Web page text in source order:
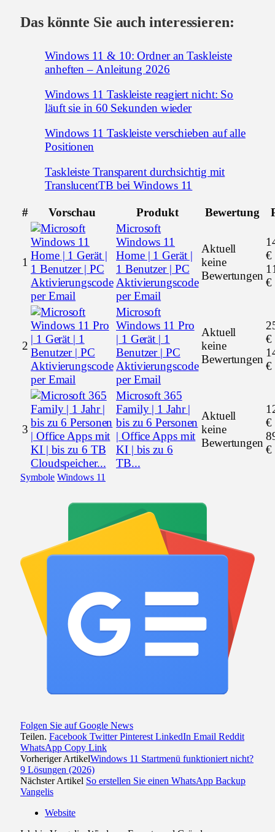
Das könnte Sie auch interessieren:
Windows 11 & 10: Ordner an Taskleiste
anheften – Anleitung 2026
Windows 11 Taskleiste reagiert nicht: So
läuft sie in 60 Sekunden wieder
Windows 11 Taskleiste verschieben auf alle
Positionen
Taskleiste Transparent durchsichtig mit
TranslucentTB bei Windows 11
# Vorschau Produkt Bewertung
1
Microsoft
Windows 11
Home | 1 Gerät |
1 Benutzer | PC
Aktivierungscode
per Email
Aktuell
keine
Bewertungen
€
€
2
Microsoft
Windows 11 Pro
| 1 Gerät | 1
Benutzer | PC
Aktivierungscode
per Email
Aktuell
keine
Bewertungen
€
€
3
Microsoft 365
Family | 1 Jahr |
bis zu 6 Personen
| Office Apps mit
KI | bis zu 6
TB...
Aktuell
keine
Bewertungen
€
€
Symbole Windows 11
Folgen Sie auf Google News
Teilen. Facebook Twitter Pinterest LinkedIn Email Reddit
WhatsApp Copy Link
Vorheriger ArtikelWindows 11 Startmenü funktioniert nicht?
9 Lösungen (2026)
Nächster Artikel So erstellen Sie einen WhatsApp Backup
Vangelis
Website